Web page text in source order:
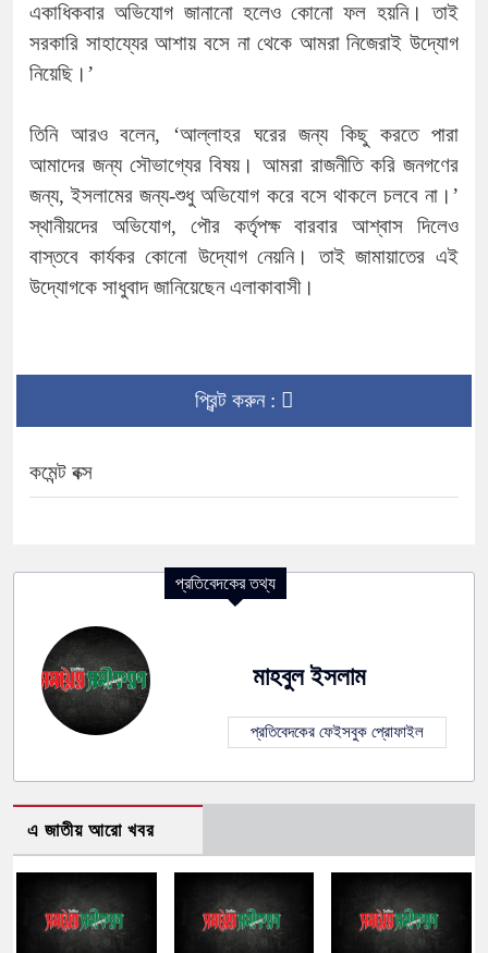
একাধিকবার অভিযোগ জানানো হলেও কোনো ফল হয়নি। তাই
সরকারি সাহায্যের আশায় বসে না থেকে আমরা নিজেরাই উদ্যোগ
নিয়েছি।’
তিনি আরও বলেন, ‘আল্লাহর ঘরের জন্য কিছু করতে পারা
আমাদের জন্য সৌভাগ্যের বিষয়। আমরা রাজনীতি করি জনগণের
জন্য, ইসলামের জন্য-শুধু অভিযোগ করে বসে থাকলে চলবে না।’
স্থানীয়দের অভিযোগ, পৌর কর্তৃপক্ষ বারবার আশ্বাস দিলেও
বাস্তবে কার্যকর কোনো উদ্যোগ নেয়নি। তাই জামায়াতের এই
উদ্যোগকে সাধুবাদ জানিয়েছেন এলাকাবাসী।
প্রিন্ট করুন :
কমেন্ট বক্স
প্রতিবেদকের তথ্য
মাহবুল ইসলাম
প্রতিবেদকের ফেইসবুক প্রোফাইল
এ জাতীয় আরো খবর